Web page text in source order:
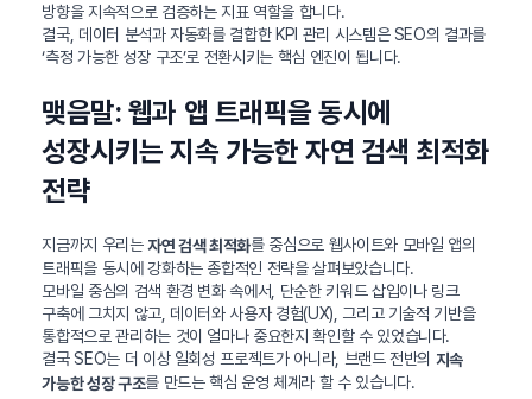
방향을 지속적으로 검증하는 지표 역할을 합니다.
결국, 데이터 분석과 자동화를 결합한 KPI 관리 시스템은 SEO의 결과를
‘측정 가능한 성장 구조’로 전환시키는 핵심 엔진이 됩니다.
맺음말: 웹과 앱 트래픽을 동시에
성장시키는 지속 가능한 자연 검색 최적화
전략
지금까지 우리는자연 검색 최적화를 중심으로 웹사이트와 모바일 앱의
트래픽을 동시에 강화하는 종합적인 전략을 살펴보았습니다.
모바일 중심의 검색 환경 변화 속에서, 단순한 키워드 삽입이나 링크
구축에 그치지 않고, 데이터와 사용자 경험(UX), 그리고 기술적 기반을
통합적으로 관리하는 것이 얼마나 중요한지 확인할 수 있었습니다.
결국 SEO는 더 이상 일회성 프로젝트가 아니라, 브랜드 전반의 지속
가능한 성장 구조를 만드는 핵심 운영 체계라 할 수 있습니다.